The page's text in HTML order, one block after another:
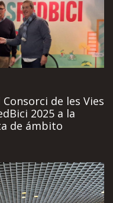
de les Vies
2025 a la
de ámbito